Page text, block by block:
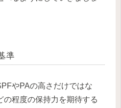
準
やPAの高さだけではな
の程度の保持力を期待する